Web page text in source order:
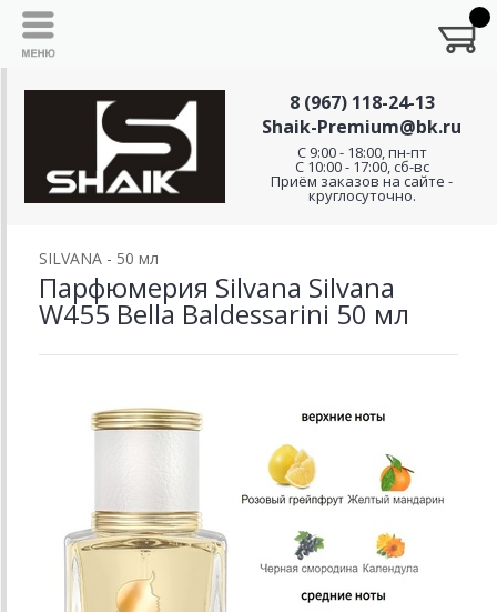
8 (967) 118-24-13
Shaik-Premium@bk.ru
C 9:00 - 18:00, пн-пт
С 10:00 - 17:00, сб-вс
Приём заказов на сайте -
круглосуточно.
SILVANA - 50 мл
Парфюмерия Silvana Silvana
W455 Bella Baldessarini 50 мл